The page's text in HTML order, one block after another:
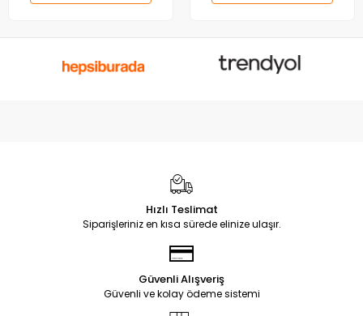
Hızlı Teslimat
Siparişleriniz en kısa sürede elinize ulaşır.
Güvenli Alışveriş
Güvenli ve kolay ödeme sistemi